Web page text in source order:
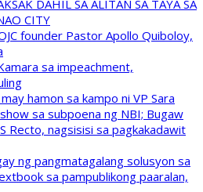
DAHIL SA ALITAN SA TAYA SA
CITY
founder Pastor Apollo Quiboloy,
sa impeachment,
hamon sa kampo ni VP Sara
sa subpoena ng NBI; Bugaw
Recto, nagsisisi sa pagkakadawit
ng pangmatagalang solusyon sa
sa pampublikong paaralan,